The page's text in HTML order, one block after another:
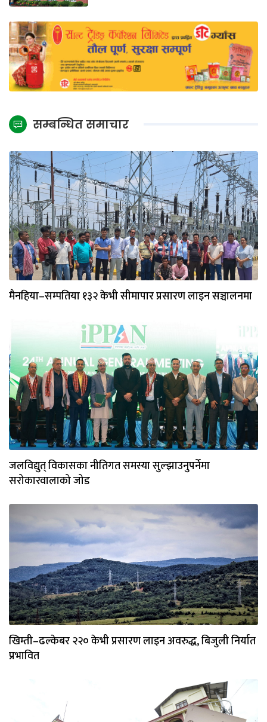
सम्बन्धित समाचार
मैनहिया–सम्पतिया १३२ केभी सीमापार प्रसारण लाइन सञ्चालनमा
जलविद्युत् विकासका नीतिगत समस्या सुल्झाउनुपर्नेमा
सरोकारवालाको जोड
खिम्ती–ढल्केबर २२० केभी प्रसारण लाइन अवरुद्ध, बिजुली निर्यात
प्रभावित